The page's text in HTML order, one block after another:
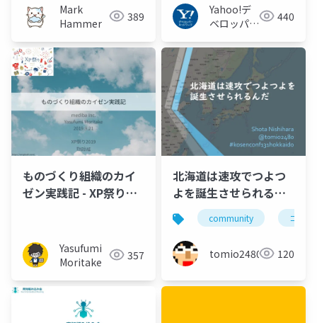
Mark
Hammer
389
Yahoo!デ
ベロッパー
ク
440
ものづくり組織のカイ
ゼン実践記 - XP祭り
Yasufumi
Moritake
357
北海道は速攻でつよつ
よを誕生させられるん
だ
community コミ
tomio2480 120